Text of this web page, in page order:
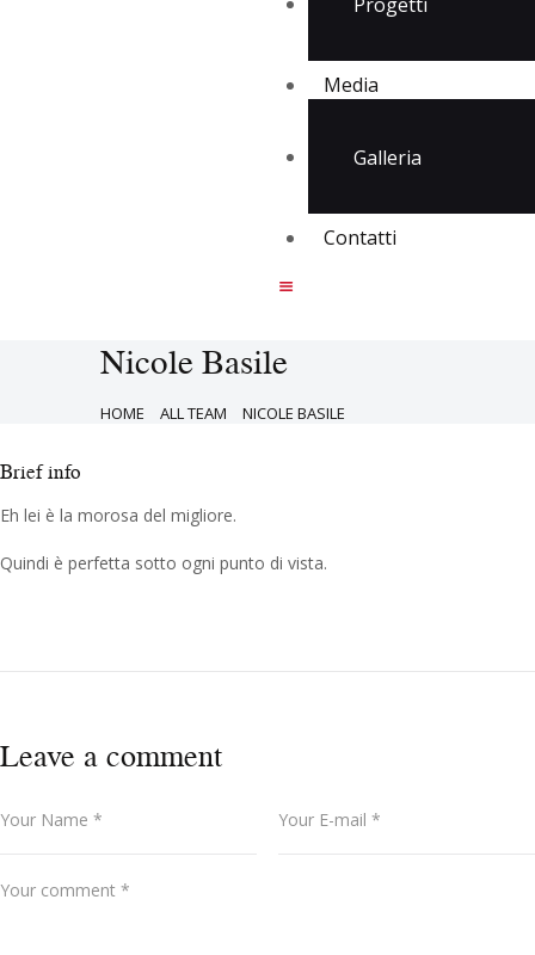
Media
Galleria
Contatti
Nicole Basile
HOME ALL TEAM NICOLE BASILE
Brief info
Eh lei è la morosa del migliore.
Quindi è perfetta sotto ogni punto di vista.
Leave a comment